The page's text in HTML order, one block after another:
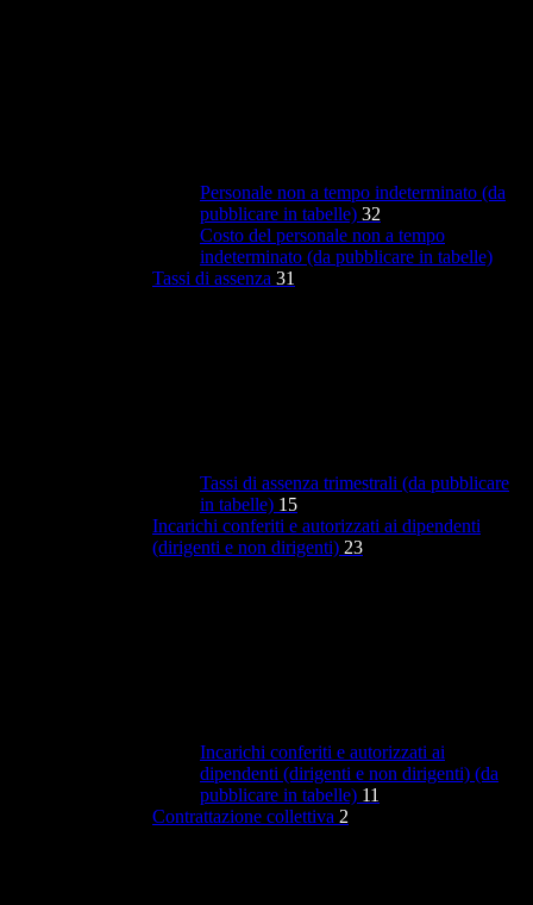
Personale non a tempo indeterminato (da
pubblicare in tabelle) 32
Costo del personale non a tempo
indeterminato (da pubblicare in tabelle)
Tassi di assenza 31
Tassi di assenza trimestrali (da pubblicare
in tabelle) 15
Incarichi conferiti e autorizzati ai dipendenti
(dirigenti e non dirigenti) 23
Incarichi conferiti e autorizzati ai
dipendenti (dirigenti e non dirigenti) (da
pubblicare in tabelle) 11
Contrattazione collettiva 2